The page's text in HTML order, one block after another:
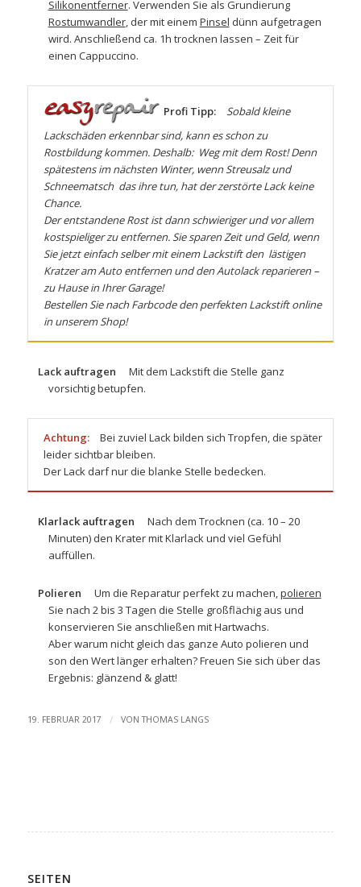
Silikonentferner. Verwenden Sie als Grundierung
Rostumwandler, der mit einem Pinsel dünn aufgetragen
wird. Anschließend ca. 1h trocknen lassen – Zeit für
einen Cappuccino.
Profi Tipp:
Sobald kleine
Lackschäden erkennbar sind, kann es schon zu
Rostbildung kommen. Deshalb: Weg mit dem Rost! Denn
spätestens im nächsten Winter, wenn Streusalz und
Schneematsch das ihre tun, hat der zerstörte Lack keine
Chance.
Der entstandene Rost ist dann schwieriger und vor allem
kostspieliger zu entfernen. Sie sparen Zeit und Geld, wenn
Sie jetzt einfach selber mit einem Lackstift den lästigen
Kratzer am Auto entfernen und den Autolack reparieren –
zu Hause in Ihrer Garage!
Bestellen Sie nach Farbcode den perfekten Lackstift online
in unserem Shop!
Lack auftragen Mit dem Lackstiftdie Stelle ganz
vorsichtig betupfen.
Achtung:
Bei zuviel Lack bilden sich Tropfen, die später
leider sichtbar bleiben.
Der Lack darf nur die blanke Stelle bedecken.
Klarlack auftragen
Nach dem Trocknen (ca. 10 – 20
Minuten) den Krater mit Klarlack und viel Gefühl
auffüllen.
Polieren Um die Reparatur perfekt zu machen,polieren
Sie nach 2 bis 3 Tagen die Stelle großflächig aus und
konservieren Sie anschließen mitHartwachs.
Aber warum nicht gleich das ganze Auto polieren und
son den Wert länger erhalten? Freuen Sie sich über das
Ergebnis: glänzend & glatt!
19. FEBRUAR 2017 / VONTHOMAS LANGS
SEITEN